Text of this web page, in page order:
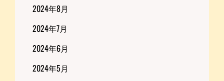
2024年8月
2024年7月
2024年6月
2024年5月